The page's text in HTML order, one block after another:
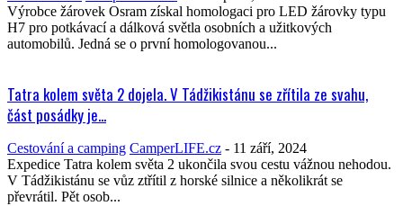
Výrobce žárovek Osram získal homologaci pro LED žárovky typu
H7 pro potkávací a dálková světla osobních a užitkových
automobilů. Jedná se o první homologovanou...
Tatra kolem světa 2 dojela. V Tádžikistánu se zřítila ze svahu,
část posádky je...
Cestování a camping CamperLIFE.cz - 11 září, 2024
Expedice Tatra kolem světa 2 ukončila svou cestu vážnou nehodou.
V Tádžikistánu se vůz ztřítil z horské silnice a několikrát se
převrátil. Pět osob...